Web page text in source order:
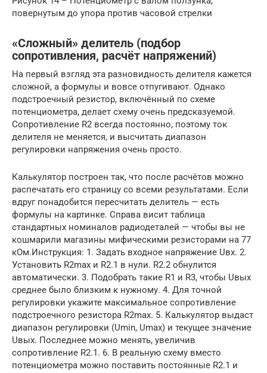
повернутым до упора против часовой стрелки
«Сложный» делитель (подбор
сопротивления, расчёт напряжений)
На первый взгляд эта разновидность делителя кажется
сложной, а формулы и вовсе отпугивают. Однако
подстроечный резистор, включённый по схеме
потенциометра, делает схему очень предсказуемой.
Сопротивление R2 всегда постоянно, поэтому ток
делителя не меняется, и высчитать диапазон
регулировки напряжения очень просто.
Калькулятор построен так, что после расчётов можно
распечатать его страницу со всеми результатами. Если
вдруг понадобится пересчитать делитель — есть
формулы на картинке. Справа висит таблица
стандартных номиналов радиодеталей — чтобы вы не
кошмарили магазины мифическими резисторами на 77
кОм.Инструкция: 1. Задать входное напряжение Uвх. 2.
Установить R2max и R2.1 в нули. R2.2 обнулится
автоматически. 3. Подобрать такие R1 и R3, чтобы Uвых
среднее было близким к нужному. 4. Для точной
регулировки укажите максимальное сопротивление
подстроечного резистора R2max. 5. Калькулятор выдаст
диапазон регулировки (Umin, Umax) и текущее значение
Uвых. Последнее можно менять, увеличив
сопротивление R2.1. 6. В реальную схему вместо
потенциометра можно поставить постоянные R2.1 и